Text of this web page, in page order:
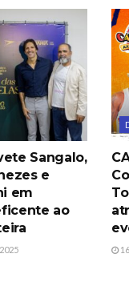
Sangalo,
e
em
ao